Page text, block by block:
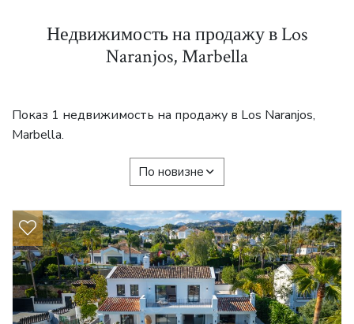
Недвижимость на продажу в Los
Naranjos, Marbella
Показ 1 недвижимость на продажу в Los Naranjos,
Marbella.
По новизне